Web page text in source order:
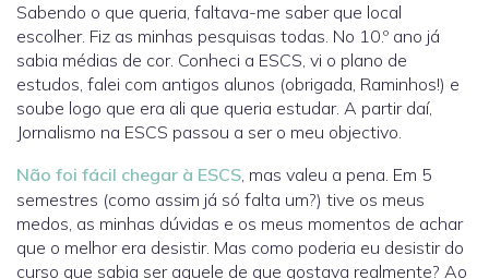
Sabendo o que queria, faltava-me saber que local
escolher. Fiz as minhas pesquisas todas. No 10.º ano já
sabia médias de cor. Conheci a ESCS, vi o plano de
estudos, falei com antigos alunos (obrigada, Raminhos!) e
soube logo que era ali que queria estudar. A partir daí,
Jornalismo na ESCS passou a ser o meu objectivo.
Não foi fácil chegar à ESCS, mas valeu a pena. Em 5
semestres (como assim já só falta um?) tive os meus
medos, as minhas dúvidas e os meus momentos de achar
que o melhor era desistir. Mas como poderia eu desistir do
curso que sabia ser aquele de que gostava realmente? Ao